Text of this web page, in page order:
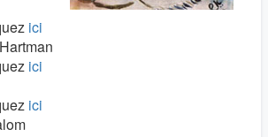
ici
ici
ici